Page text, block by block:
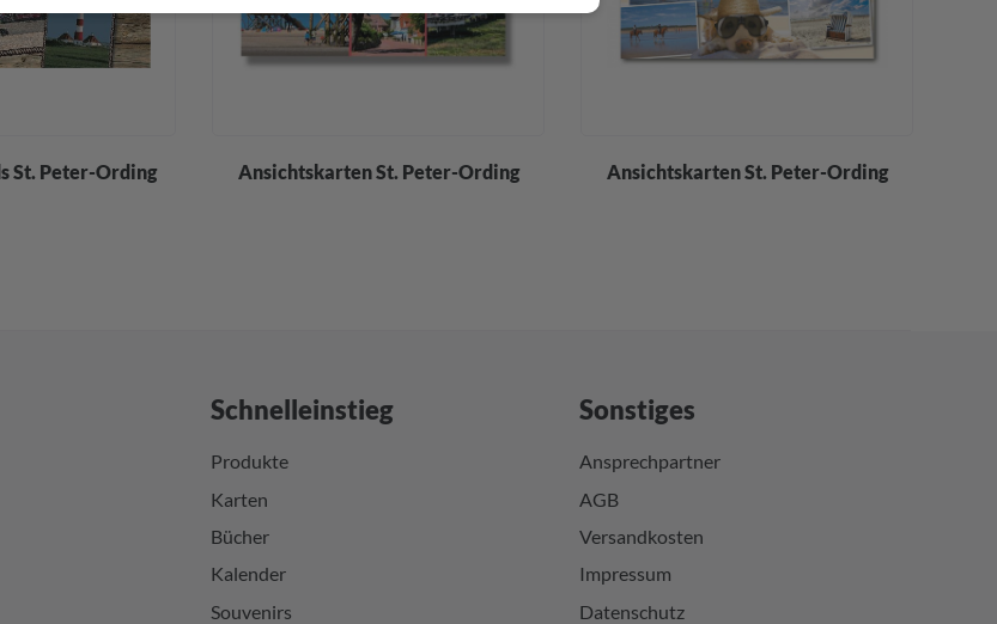
St. Peter-Ording Ansichtskarten St. Peter-Ording Ansichtskarten St. Peter-Ording
Schnelleinstieg
Produkte
Karten
Bücher
Kalender
Souvenirs
Sonstiges
Ansprechpartner
AGB
Versandkosten
Impressum
Datenschutz